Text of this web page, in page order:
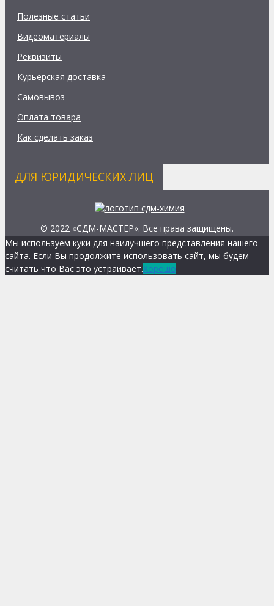
Полезные статьи
Видеоматериалы
Реквизиты
Курьерская доставка
Самовывоз
Оплата товара
Как сделать заказ
ДЛЯ ЮРИДИЧЕСКИХ ЛИЦ
© 2022 «СДМ-МАСТЕР». Все права защищены.
Мы используем куки для наилучшего представления нашего
сайта. Если Вы продолжите использовать сайт, мы будем
считать что Вас это устраивает.Хорошо